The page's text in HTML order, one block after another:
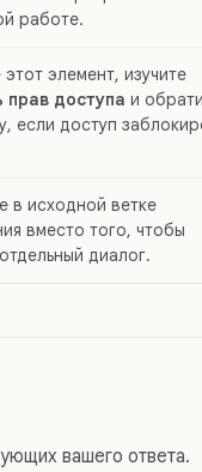
работе.
элемент, изучите
прав доступа и
если доступ
в исходной ветке
вместо того, чтобы
диалог.
вашего ответа.